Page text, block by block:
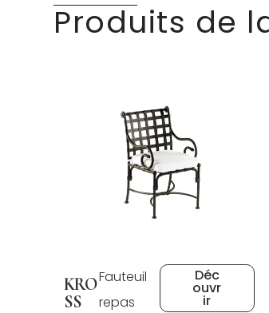
Produits de
KRO
SS
Fauteuil
repas
Déc
ouvr
ir